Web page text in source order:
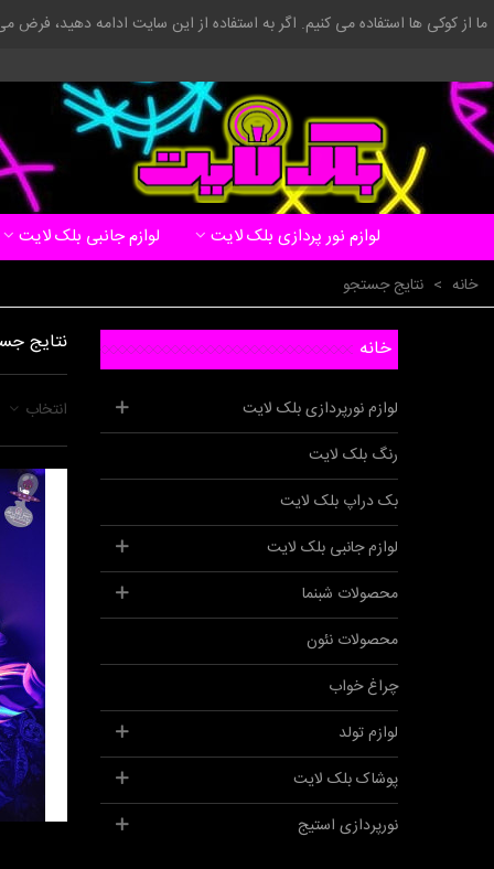
ما از کوکی ها استفاده می کنیم. اگر به استفاده از این سایت ادامه دهید،
لوازم نور پردازی بلک لایت لوازم جانبی بلک لایت
خانه > نتایج جستجو
خانه
لوازم نورپردازی بلک لایت
رنگ بلک لایت
بک دراپ بلک لایت
لوازم جانبی بلک لایت
محصولات شبنما
محصولات نئون
چراغ خواب
لوازم تولد
پوشاک بلک لایت
نورپردازی استیج
نتایج
انتخاب